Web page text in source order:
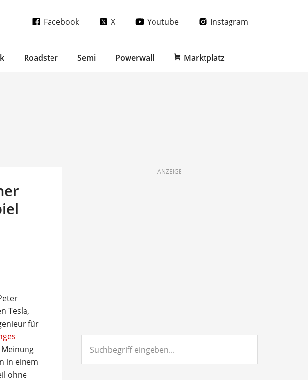
Facebook X Youtube Instagram
Roadster Semi Powerwall Marktplatz
Tesla,
für
Meinung
in einem
ohne
ANZEIGE
eingeben...